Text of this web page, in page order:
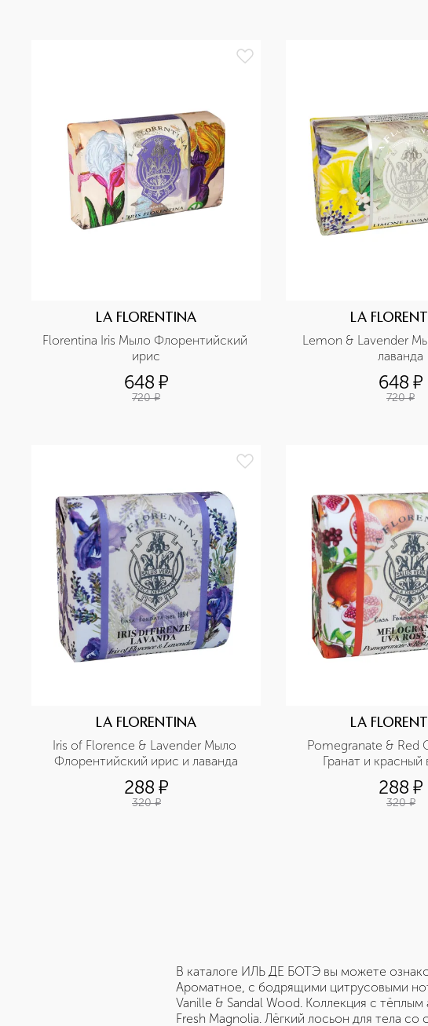
LA FLORENTINA
Florentina Iris Мыло Флорентийский
ирис
648 ¤
720 ¤
LA
Lemon & Lavender
лаванда
648 ¤
720 ¤
LA FLORENTINA
Iris of Florence & Lavender Мыло
Флорентийский ирис и лаванда
288 ¤
320 ¤
LA
Pomegranate & Red
Гранат и красный
288 ¤
320 ¤
В каталоге ИЛЬ ДЕ БОТЭ вы можете
Ароматное, с бодрящими цитрусовыми
Vanille & Sandal Wood. Коллекция с
Fresh Magnolia. Лёгкий лосьон для тела